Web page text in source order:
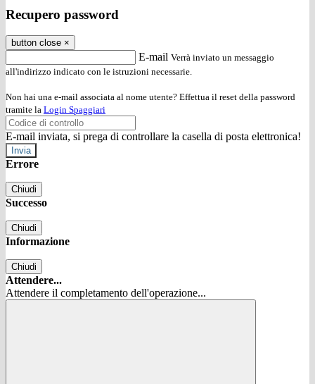
Recupero password
button close ×
E-mail Verrà inviato un messaggio
all'indirizzo indicato con le istruzioni necessarie.
Non hai una e-mail associata al nome utente? Effettua il reset della password
tramite la Login Spaggiari
E-mail inviata, si prega di controllare la casella di posta elettronica!
Errore
Chiudi
Successo
Chiudi
Informazione
Chiudi
Attendere...
Attendere il completamento dell'operazione...